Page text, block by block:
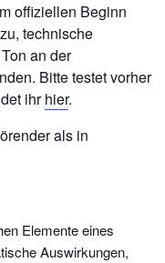
offiziellen Beginn
technische
an der
Bitte testet vorher
ihrhier.
als in
Elemente eines
Auswirkungen,